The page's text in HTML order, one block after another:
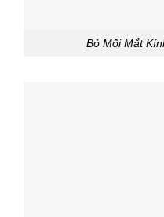
Bỏ Mối Mắt